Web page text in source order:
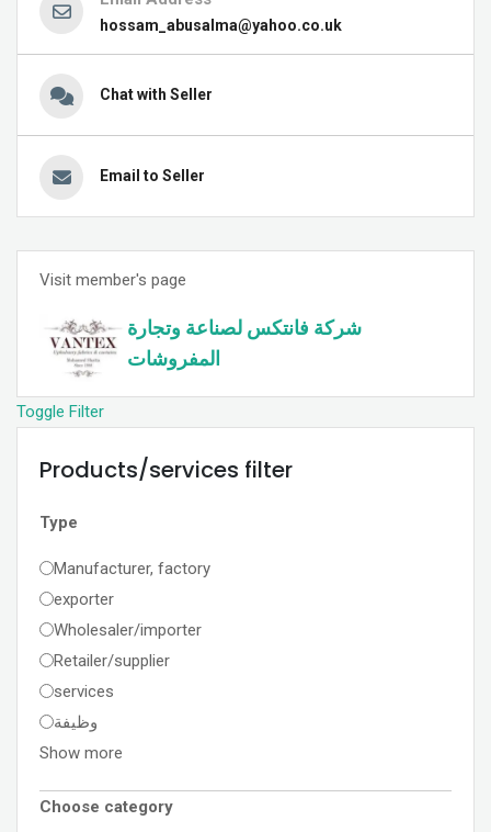
hossam_abusalma@yahoo.co.uk
Chat with Seller
Email to Seller
Visit member's page
شركة فانتكس لصناعة وتجارة
المفروشات
Toggle Filter
Products/services filter
Type
Manufacturer, factory
exporter
Wholesaler/importer
Retailer/supplier
services
وظيفة
Show more
Choose category